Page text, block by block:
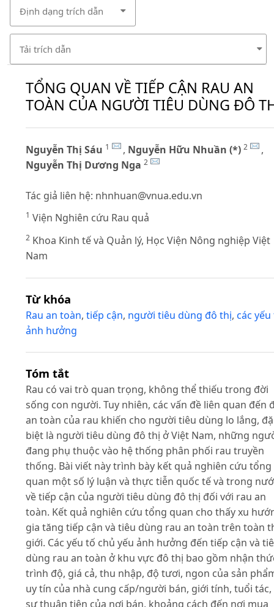
Định dạng trích dẫn
Tải trích dẫn
TỔNG QUAN VỀ TIẾP CẬN RAU AN
TOÀN CỦA NGƯỜI TIÊU DÙNG ĐÔ
Nguyễn Thị Sáu 1 , Nguyễn Hữu Nhuần (*) 2
,
Nguyễn Thị Dương Nga 2
Tác giả liên hệ: nhnhuan@vnua.edu.vn
1 Viện Nghiên cứu Rau quả
2 Khoa Kinh tế và Quản lý, Học Viện Nông nghiệp Việt
Nam
Từ khóa
Rau an toàn, tiếp cận, người tiêu dùng đô thị, các
ảnh hưởng
Tóm tắt
Rau có vai trò quan trọng, không thể thiếu trong đời
sống con người. Tuy nhiên, các vấn đề liên quan đến
an toàn của rau khiến cho người tiêu dùng lo lắng,
biệt là người tiêu dùng đô thị ở Việt Nam, những
đang phụ thuộc vào hệ thống phân phối rau truyền
thống. Bài viết này trình bày kết quả nghiên cứu tổng
quan một số lý luận và thực tiễn quốc tế và trong
về tiếp cận của người tiêu dùng đô thị đối với rau an
toàn. Kết quả nghiên cứu tổng quan cho thấy xu
gia tăng tiếp cận và tiêu dùng rau an toàn trên toàn
giới. Các yếu tố chủ yếu ảnh hưởng đến tiếp cận và
dùng rau an toàn ở khu vực đô thị bao gồm nhận
trình độ, giá cả, thu nhập, độ tươi, ngon của sản
uy tín của nhà cung cấp/người bán, giới tính, tuổi tác,
sự thuận tiện của nơi bán, khoảng cách đến nơi mua